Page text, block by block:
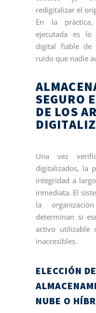
redigitalizar el
En la
ejecutada es
digital fiable
ruido que nadie
SEGURO
DE LOS
Una vez
digitalizados, la
integridad a
inmediata. El
la
determinan si
activo utilizable
inaccesibles.
ELECCIÓN
NUBE O